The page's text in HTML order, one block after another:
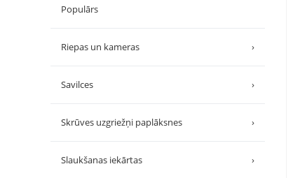
Populārs
Riepas un kameras ›
Savilces ›
Skrūves uzgriežņi paplāksnes ›
Slaukšanas iekārtas ›